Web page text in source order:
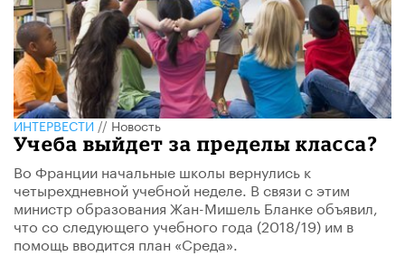
ИНТЕРВЕСТИ//Новость
Учеба выйдет за пределы класса?
Во Франции начальные школы вернулись к
четырехдневной учебной неделе. В связи с этим
министр образования Жан-Мишель Бланке объявил,
что со следующего учебного года (2018/19) им в
помощь вводится план «Среда».